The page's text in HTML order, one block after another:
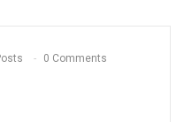
0 Comments